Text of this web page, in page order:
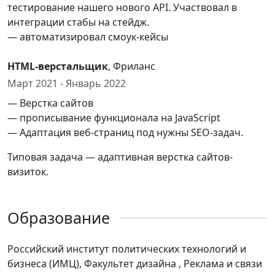
тестирование нашего нового API. Участвовал в
интеграции стабы на стейдж.
— автоматизировал смоук-кейсы
HTML-верстальщик, Фриланс
Март 2021 - Январь 2022
— Верстка сайтов
— прописывание функционала на JavaScript
— Адаптация веб-страниц под нужны SEO-задач.
Типовая задача — адаптивная верстка сайтов-
визиток.
Образование
Российский институт политических технологий и
бизнеса (ИМЦ), Факультет дизайна , Реклама и связи